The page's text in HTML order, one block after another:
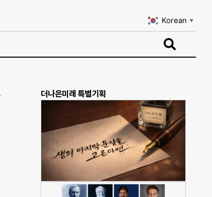
Korean ▼
더나은미래 특별기획